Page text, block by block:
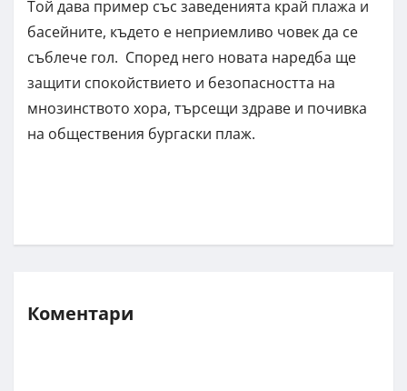
Той дава пример със заведенията край плажа и
басейните, където е неприемливо човек да се
съблече гол. Според него новата наредба ще
защити спокойствието и безопасността на
мнозинството хора, търсещи здраве и почивка
на обществения бургаски плаж.
Коментари